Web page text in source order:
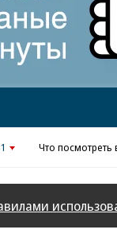
Что посмотреть